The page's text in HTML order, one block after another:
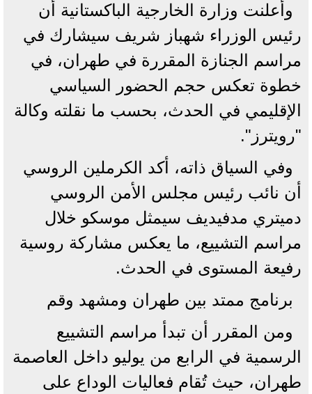
وأعلنت وزارة الخارجية الباكستانية أن
رئيس الوزراء شهباز شريف سيشارك في
مراسم الجنازة المقررة في طهران، في
خطوة تعكس حجم الحضور السياسي
الإقليمي في الحدث، بحسب ما نقلته وكالة
"رويترز".
وفي السياق ذاته، أكد الكرملين الروسي
أن نائب رئيس مجلس الأمن الروسي
دميتري مدفيديف سيمثل موسكو خلال
مراسم التشييع، ما يعكس مشاركة روسية
رفيعة المستوى في الحدث.
برنامج ممتد بين طهران ومشهد وقم
ومن المقرر أن تبدأ مراسم التشييع
الرسمية في الرابع من يوليو داخل العاصمة
طهران، حيث تُقام فعاليات الوداع على